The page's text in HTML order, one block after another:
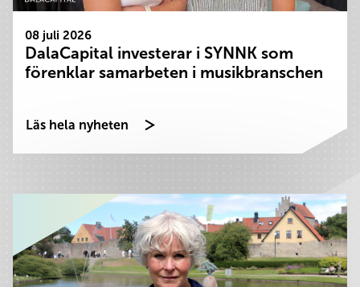
08 juli 2026
DalaCapital investerar i SYNNK som
förenklar samarbeten i musikbranschen
Läs hela nyheten